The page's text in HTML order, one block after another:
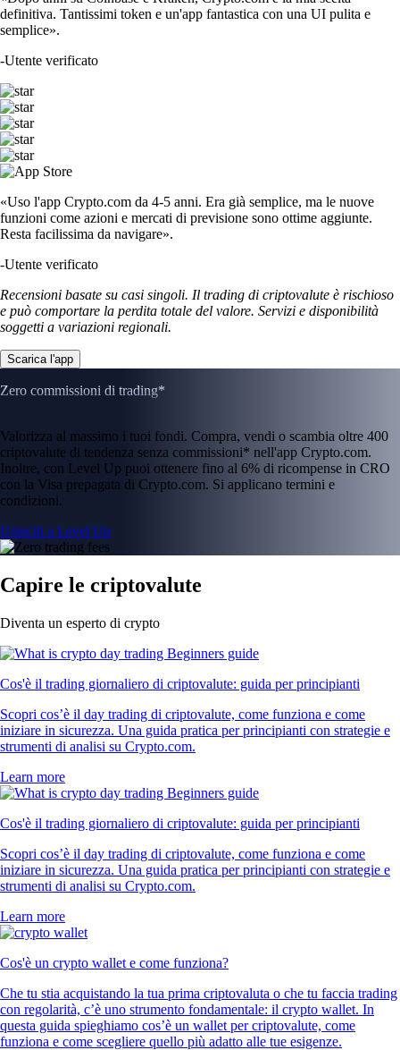
definitiva. Tantissimi token e un'app fantastica con una UI pulita e
semplice».
-Utente verificato
«Uso l'app Crypto.com da 4-5 anni. Era già semplice, ma le nuove
funzioni come azioni e mercati di previsione sono ottime aggiunte.
Resta facilissima da navigare».
-Utente verificato
Recensioni basate su casi singoli. Il trading di criptovalute è rischioso
e può comportare la perdita totale del valore. Servizi e disponibilità
soggetti a variazioni regionali.
Scarica l'app
Zero commissioni di trading*
Valorizza al massimo i tuoi fondi. Compra, vendi o scambia oltre 400
criptovalute di tendenza senza commissioni* nell'app Crypto.com.
Inoltre, con Level Up puoi ottenere fino al 6% di ricompense in CRO
con la Visa prepagata di Crypto.com. Si applicano termini e
condizioni.
Unisciti a Level Up
Capire le criptovalute
Diventa un esperto di crypto
Cos'è il trading giornaliero di criptovalute: guida per principianti
Scopri cos’è il day trading di criptovalute, come funziona e come
iniziare in sicurezza. Una guida pratica per principianti con strategie e
strumenti di analisi su Crypto.com.
Learn more
Cos'è il trading giornaliero di criptovalute: guida per principianti
Scopri cos’è il day trading di criptovalute, come funziona e come
iniziare in sicurezza. Una guida pratica per principianti con strategie e
strumenti di analisi su Crypto.com.
Learn more
Cos'è un crypto wallet e come funziona?
Che tu stia acquistando la tua prima criptovaluta o che tu faccia trading
con regolarità, c’è uno strumento fondamentale: il crypto wallet. In
questa guida spieghiamo cos’è un wallet per criptovalute, come
funziona e come scegliere quello più adatto alle tue esigenze.